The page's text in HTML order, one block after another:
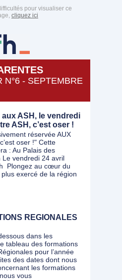
pour visualiser ce
cliquez ici
N°6 - SEPTEMBRE
ASH, le vendredi
ASH, c’est oser !
réservée AUX
oser !" Cette
: Au Palais des
vendredi 24 avril
Plongez au cœur du
exercé de la région
REGIONALES
dans les
tableau des formations
pour l’année
des dates dont nous
les formations
vous